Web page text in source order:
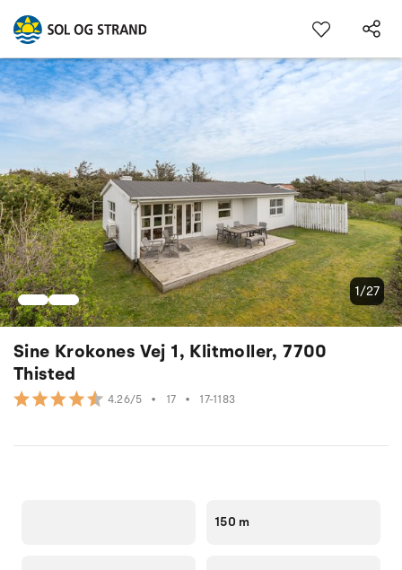
Sine Krokones Vej 1, Klitmoller, 7700
Thisted
4.26/5 • 17 • 17-1183
1/27
150 m